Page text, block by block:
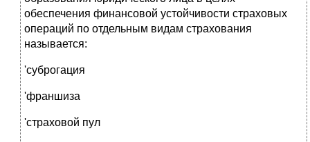
обеспечения финансовой устойчивости страховых
операций по отдельным видам страхования
называется:
'суброгация
'франшиза
'страховой пул